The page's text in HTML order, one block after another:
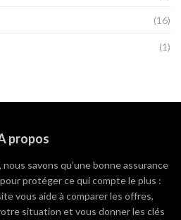
(16)
(1)
propos
savons qu’une bonne assurance
protéger ce qui compte le plus :
vous aide à comparer les offres,
situation et vous donner les clés